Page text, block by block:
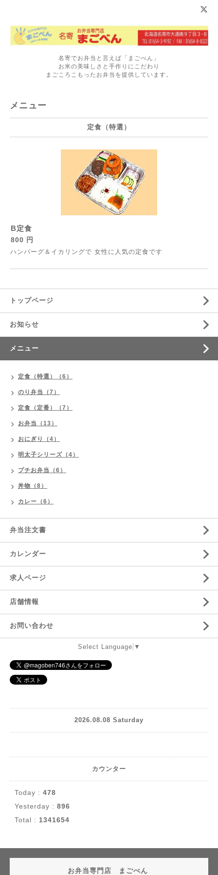
名寄でお弁当と言えば「まごべん」
お米の美味しさと手作りにこだわり
まごころこもったお弁当を提供しています。
メニュー
定食（特選）
B定食
800 円
ハンバーグ＆イカリングで 女性に人気の定食です
トップページ
お知らせ
メニュー
定食（特選）（6）
のり弁当（7）
定食（定番）（7）
お弁当（13）
おにぎり（4）
明太子シリーズ（4）
プチお弁当（6）
丼物（8）
カレー（6）
弁当注文書
カレンダー
求人ページ
店舗情報
お問い合わせ
Select Language ▼
2026.08.08 Saturday
カウンター
Today : 478
Yesterday : 896
Total : 1341654
お弁当専門店 まごべん